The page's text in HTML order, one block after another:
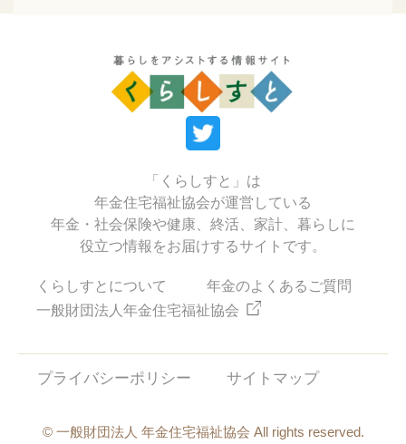
「くらしすと」は
年金住宅福祉協会が運営している
年金・社会保険や健康、終活、家計、暮らしに
役立つ情報をお届けするサイトです。
くらしすとについて
年金のよくあるご質問
一般財団法人年金住宅福祉協会
プライバシーポリシー サイトマップ
© 一般財団法人 年金住宅福祉協会 All rights reserved.